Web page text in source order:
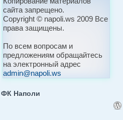
сайта запрещено.
Copyright © napoli.ws 2009 Все
права защищены.
По всем вопросам и
предложениям обращайтесь
на электронный адрес
admin@napoli.ws
ФК Наполи